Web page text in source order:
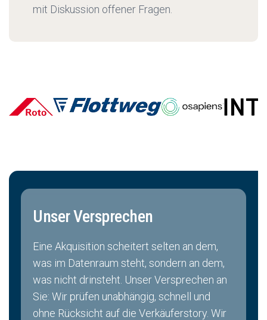
mit Diskussion offener Fragen.
Unser Versprechen
Eine Akquisition scheitert selten an dem,
was im Datenraum steht, sondern an dem,
was nicht drinsteht. Unser Versprechen an
Sie: Wir prüfen unabhängig, schnell und
ohne Rücksicht auf die Verkäuferstory. Wir